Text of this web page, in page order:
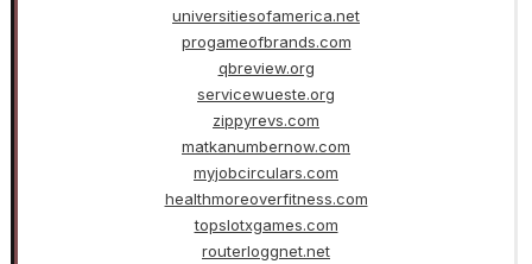
universitiesofamerica.net
progameofbrands.com
qbreview.org
servicewueste.org
zippyrevs.com
matkanumbernow.com
myjobcirculars.com
healthmoreoverfitness.com
topslotxgames.com
routerloggnet.net